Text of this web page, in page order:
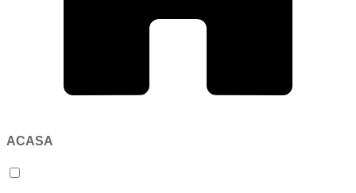
ACASA